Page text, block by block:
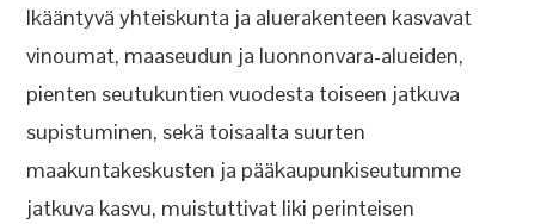
Ikääntyvä yhteiskunta ja aluerakenteen kasvavat
vinoumat, maaseudun ja luonnonvara-alueiden,
pienten seutukuntien vuodesta toiseen jatkuva
supistuminen, sekä toisaalta suurten
maakuntakeskusten ja pääkaupunkiseutumme
jatkuva kasvu, muistuttivat liki perinteisen